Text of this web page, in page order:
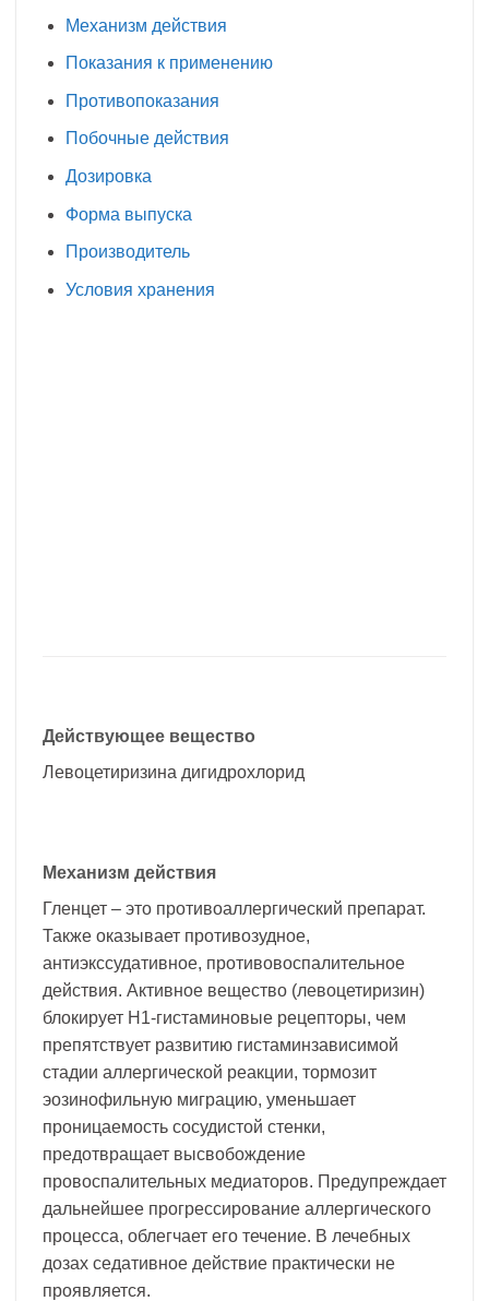
Механизм действия
Показания к применению
Противопоказания
Побочные действия
Дозировка
Форма выпуска
Производитель
Условия хранения
Действующее вещество
Левоцетиризина дигидрохлорид
Механизм действия
Гленцет – это противоаллергический препарат.
Также оказывает противозудное,
антиэкссудативное, противовоспалительное
действия. Активное вещество (левоцетиризин)
блокирует Н1-гистаминовые рецепторы, чем
препятствует развитию гистаминзависимой
стадии аллергической реакции, тормозит
эозинофильную миграцию, уменьшает
проницаемость сосудистой стенки,
предотвращает высвобождение
провоспалительных медиаторов. Предупреждает
дальнейшее прогрессирование аллергического
процесса, облегчает его течение. В лечебных
дозах седативное действие практически не
проявляется.